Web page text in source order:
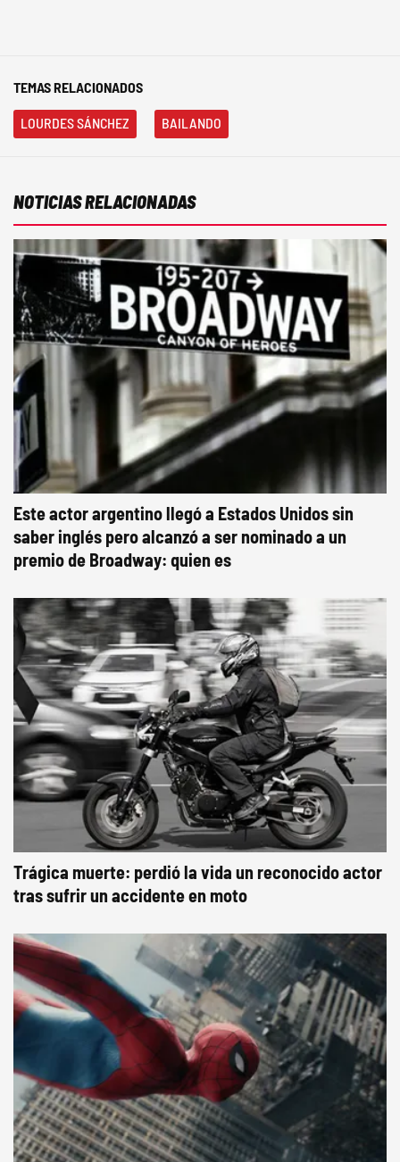
TEMAS RELACIONADOS
LOURDES SÁNCHEZ BAILANDO
NOTICIAS RELACIONADAS
Este actor argentino llegó a Estados Unidos sin
saber inglés pero alcanzó a ser nominado a un
premio de Broadway: quien es
Trágica muerte: perdió la vida un reconocido actor
tras sufrir un accidente en moto